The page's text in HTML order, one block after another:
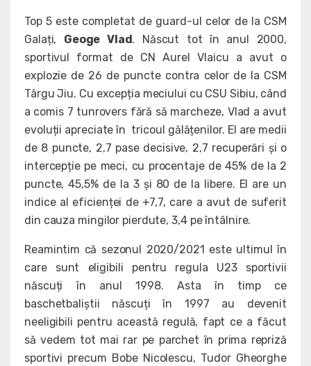
Top 5 este completat de guard-ul celor de la CSM
Galați, Geoge Vlad. Născut tot în anul 2000,
sportivul format de CN Aurel Vlaicu a avut o
explozie de 26 de puncte contra celor de la CSM
Târgu Jiu. Cu excepția meciului cu CSU Sibiu, când
a comis 7 tunrovers fără să marcheze, Vlad a avut
evoluții apreciate în tricoul gălățenilor. El are medii
de 8 puncte, 2,7 pase decisive, 2,7 recuperări și o
intercepție pe meci, cu procentaje de 45% de la 2
puncte, 45,5% de la 3 și 80 de la libere. El are un
indice al eficienței de +7,7, care a avut de suferit
din cauza mingilor pierdute, 3,4 pe întâlnire.
Reamintim că sezonul 2020/2021 este ultimul în
care sunt eligibili pentru regula U23 sportivii
născuți în anul 1998. Asta în timp ce
baschetbaliștii născuți în 1997 au devenit
neeligibili pentru această regulă, fapt ce a făcut
să vedem tot mai rar pe parchet în prima repriză
sportivi precum Bobe Nicolescu, Tudor Gheorghe